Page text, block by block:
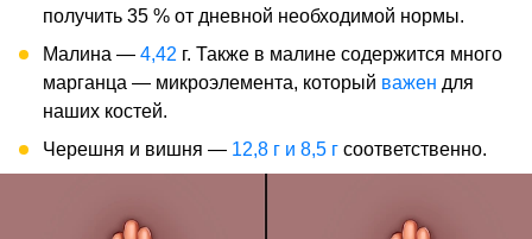
получить 35 % от дневной необходимой нормы.
Малина — 4,42 г. Также в малине содержится много
марганца — микроэлемента, который важен для
наших костей.
Черешня и вишня — 12,8 г и 8,5 г соответственно.